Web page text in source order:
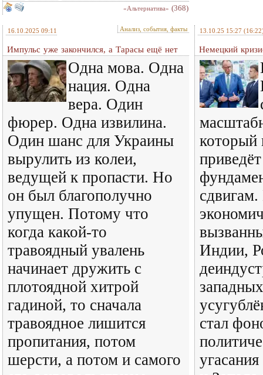
«Альтернатива» (368)
16.10.2025 09:11 Анализ, события, факты
Импульс уже закончился, а Тарасы ещё нет
Одна мова. Одна
нация. Одна
вера. Один
фюрер. Одна извилина.
Один шанс для Украины
вырулить из колеи,
ведущей к пропасти. Но
он был благополучно
упущен. Потому что
когда какой-то
травоядный увалень
начинает дружить с
плотоядной хитрой
гадиной, то сначала
травоядное лишится
пропитания, потом
шерсти, а потом и самого
13.10.25 15:27
Немецкий
который
Индии,
стал